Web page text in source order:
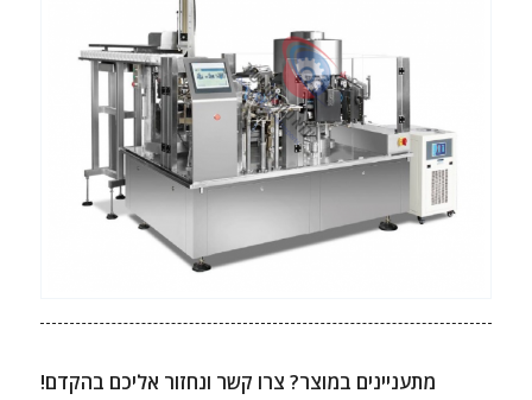
מתעניינים במוצר? צרו קשר ונחזור אליכם בהקדם!